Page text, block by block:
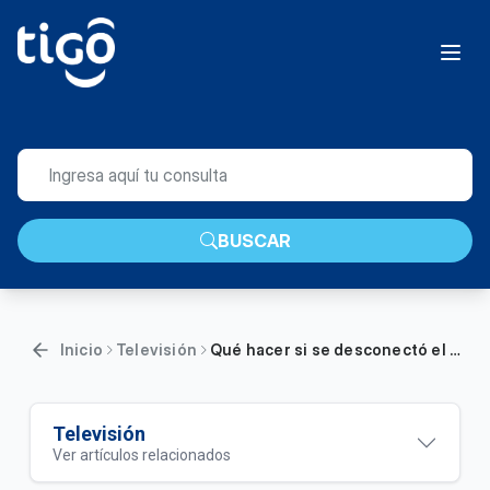
BUSCAR
Inicio Televisión Qué hacer si se desconectó el decodificador Arris de la red WiFi | General
Televisión
Ver artículos relacionados